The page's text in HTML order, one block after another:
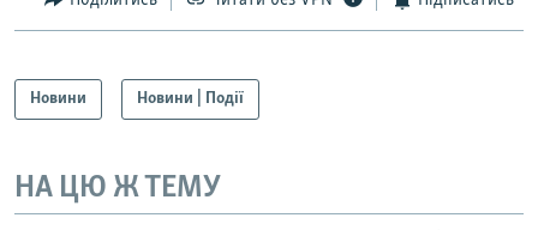
Новини Новини | Події
НА ЦЮ Ж ТЕМУ